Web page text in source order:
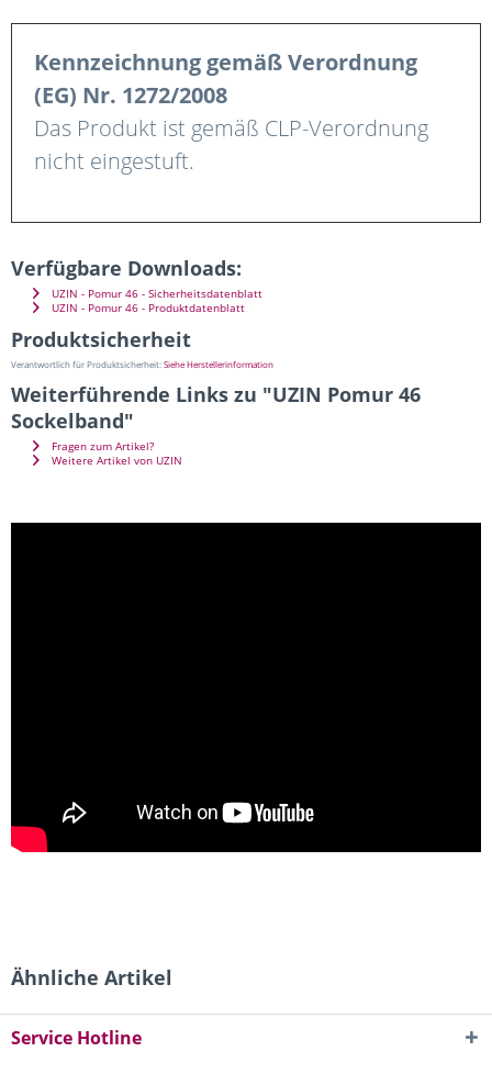
Kennzeichnung gemäß Verordnung
(EG) Nr. 1272/2008
Das Produkt ist gemäß CLP-Verordnung
nicht eingestuft.
Verfügbare Downloads:
UZIN - Pomur 46 - Sicherheitsdatenblatt
UZIN - Pomur 46 - Produktdatenblatt
Produktsicherheit
Verantwortlich für Produktsicherheit:Siehe Herstellerinformation
Weiterführende Links zu "UZIN Pomur 46
Sockelband"
Fragen zum Artikel?
Weitere Artikel von UZIN
Ähnliche Artikel
Service Hotline